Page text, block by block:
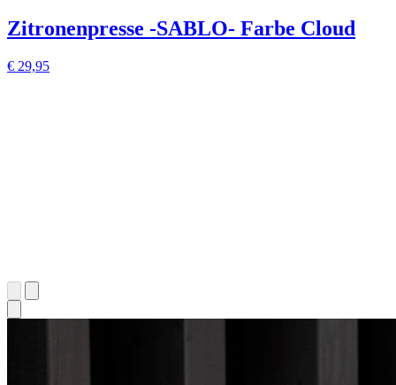
Zitronenpresse -SABLO- Farbe Cloud
€ 29,95